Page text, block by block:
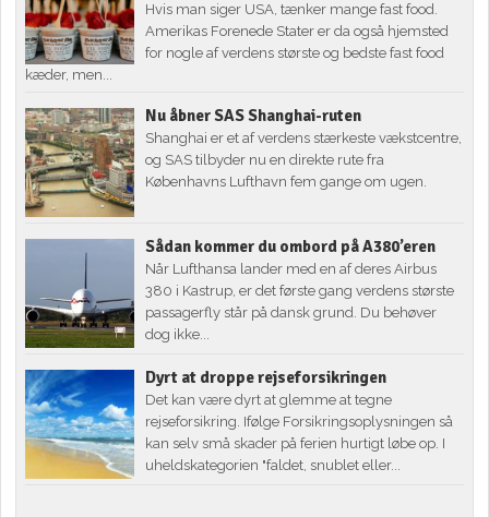
Hvis man siger USA, tænker mange fast food.
Amerikas Forenede Stater er da også hjemsted
for nogle af verdens største og bedste fast food
kæder, men...
Nu åbner SAS Shanghai-ruten
Shanghai er et af verdens stærkeste vækstcentre,
og SAS tilbyder nu en direkte rute fra
Københavns Lufthavn fem gange om ugen.
Sådan kommer du ombord på A380’eren
Når Lufthansa lander med en af deres Airbus
380 i Kastrup, er det første gang verdens største
passagerfly står på dansk grund. Du behøver
dog ikke...
Dyrt at droppe rejseforsikringen
Det kan være dyrt at glemme at tegne
rejseforsikring. Ifølge Forsikringsoplysningen så
kan selv små skader på ferien hurtigt løbe op. I
uheldskategorien "faldet, snublet eller...